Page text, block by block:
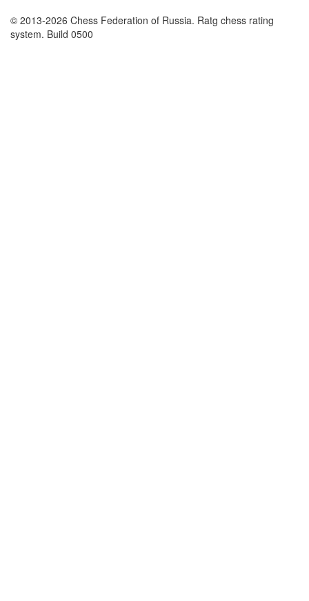
© 2013-2026 Chess Federation of Russia. Ratg chess rating
system. Build 0500